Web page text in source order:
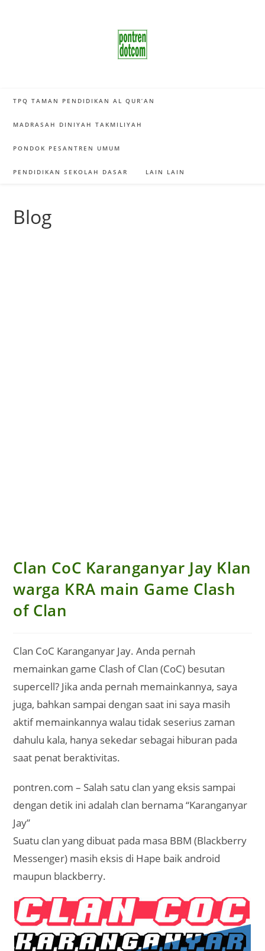
TPQ TAMAN PENDIDIKAN AL QUR’AN
MADRASAH DINIYAH TAKMILIYAH
PONDOK PESANTREN UMUM
PENDIDIKAN SEKOLAH DASAR LAIN LAIN
Blog
Clan CoC Karanganyar Jay Klan
warga KRA main Game Clash
of Clan
Clan CoC Karanganyar Jay. Anda pernah
memainkan game Clash of Clan (CoC) besutan
supercell? Jika anda pernah memainkannya, saya
juga, bahkan sampai dengan saat ini saya masih
aktif memainkannya walau tidak seserius zaman
dahulu kala, hanya sekedar sebagai hiburan pada
saat penat beraktivitas.
pontren.com – Salah satu clan yang eksis sampai
dengan detik ini adalah clan bernama “Karanganyar
Jay”
Suatu clan yang dibuat pada masa BBM (Blackberry
Messenger) masih eksis di Hape baik android
maupun blackberry.